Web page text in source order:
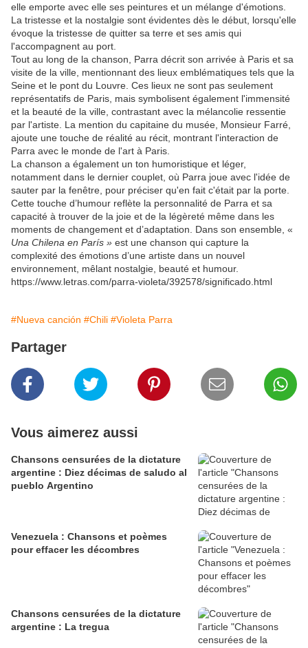
elle emporte avec elle ses peintures et un mélange d'émotions.
La tristesse et la nostalgie sont évidentes dès le début, lorsqu'elle
évoque la tristesse de quitter sa terre et ses amis qui
l'accompagnent au port.
Tout au long de la chanson, Parra décrit son arrivée à Paris et sa
visite de la ville, mentionnant des lieux emblématiques tels que la
Seine et le pont du Louvre. Ces lieux ne sont pas seulement
représentatifs de Paris, mais symbolisent également l'immensité
et la beauté de la ville, contrastant avec la mélancolie ressentie
par l'artiste. La mention du capitaine du musée, Monsieur Farré,
ajoute une touche de réalité au récit, montrant l'interaction de
Parra avec le monde de l'art à Paris.
La chanson a également un ton humoristique et léger,
notamment dans le dernier couplet, où Parra joue avec l'idée de
sauter par la fenêtre, pour préciser qu'en fait c'était par la porte.
Cette touche d’humour reflète la personnalité de Parra et sa
capacité à trouver de la joie et de la légèreté même dans les
moments de changement et d’adaptation. Dans son ensemble, «
Una Chilena en París » est une chanson qui capture la
complexité des émotions d’une artiste dans un nouvel
environnement, mêlant nostalgie, beauté et humour.
https://www.letras.com/parra-violeta/392578/significado.html
#Nueva canción #Chili #Violeta Parra
Partager
Vous aimerez aussi
Chansons censurées de la dictature
argentine : Diez décimas de saludo al
pueblo Argentino
Venezuela : Chansons et poèmes
pour effacer les décombres
Chansons censurées de la dictature
argentine : La tregua